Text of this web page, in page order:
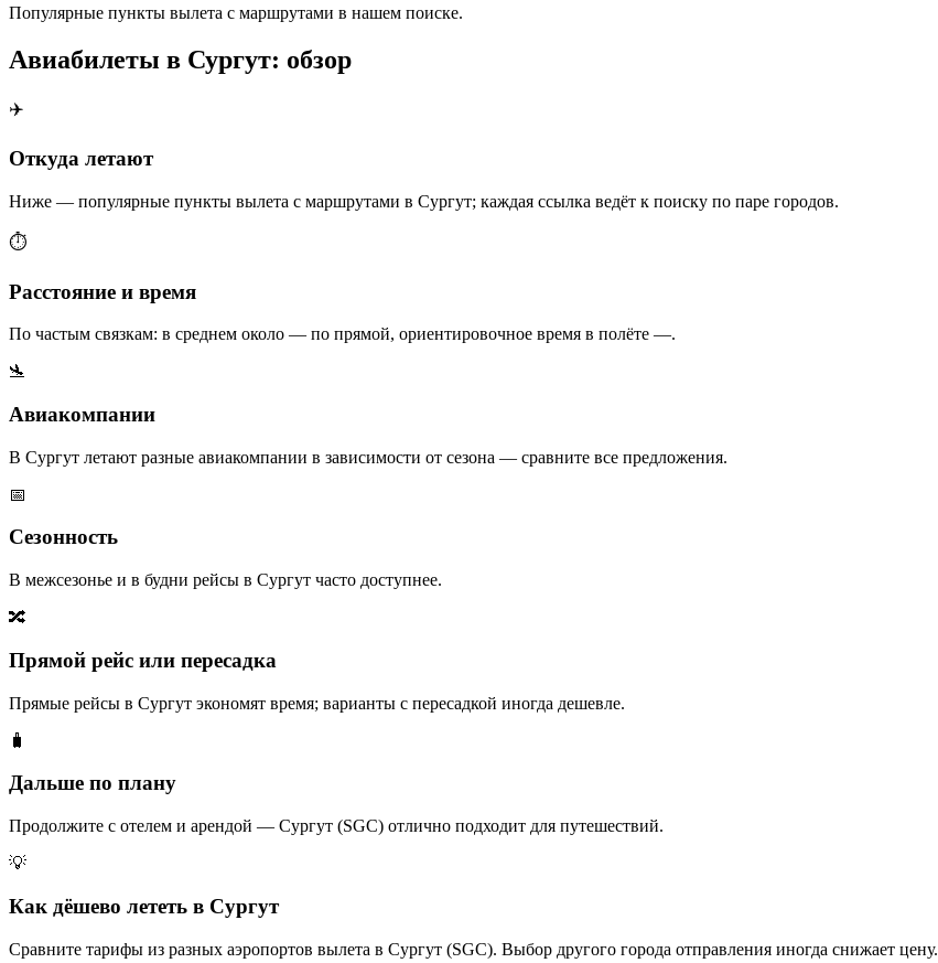
Популярные пункты вылета с маршрутами в нашем поиске.
Авиабилеты в Сургут: обзор
✈️
Откуда летают
Ниже — популярные пункты вылета с маршрутами в Сургут; каждая ссылка ведёт к поиску по паре городов.
⏱️
Расстояние и время
По частым связкам: в среднем около — по прямой, ориентировочное время в полёте —.
🛬
Авиакомпании
В Сургут летают разные авиакомпании в зависимости от сезона — сравните все предложения.
📅
Сезонность
В межсезонье и в будни рейсы в Сургут часто доступнее.
🔀
Прямой рейс или пересадка
Прямые рейсы в Сургут экономят время; варианты с пересадкой иногда дешевле.
🧳
Дальше по плану
Продолжите с отелем и арендой — Сургут (SGC) отлично подходит для путешествий.
💡
Как дёшево лететь в Сургут
Сравните тарифы из разных аэропортов вылета в Сургут (SGC). Выбор другого города отправления иногда снижает цену.